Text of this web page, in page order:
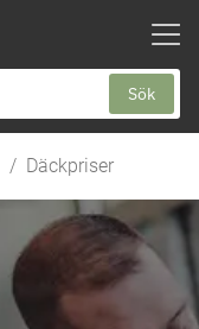
Sök
Däckpriser